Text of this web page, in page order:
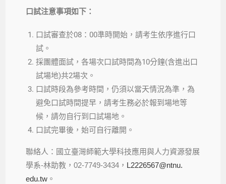
口試注意事項如下：
口試審查於08：00準時開始，請考生依序進行口
試。
採團體面試，各場次口試時間為10分鐘(含進出口
試場地)共2場次。
口試時段為參考時間，仍須以當天情況為準，為
避免口試時間提早，請考生務必於報到場地等
候，請勿自行到口試場地。
口試完畢後，始可自行離開。
聯絡人：國立臺灣師範大學科技應用與人力資源發展
學系-林助教，02-7749-3434， L2226567@ntnu.
edu.tw 。